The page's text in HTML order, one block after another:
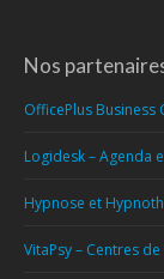
Nos
OfficePlus Business
Logidesk – Agenda
Hypnose et
VitaPsy – Centres